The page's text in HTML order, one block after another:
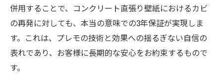
併用することで、コンクリート直張り壁紙におけるカビ
の再発に対しても、本当の意味での3年保証が実現しま
す。これは、プレモの技術と効果への揺るぎない自信の
表れであり、お客様に長期的な安心をお約束するもので
す。